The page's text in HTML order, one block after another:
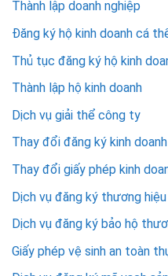
Thành lập doanh nghiệp
Đăng ký hộ kinh doanh cá
Thủ tục đăng ký hộ kinh
Thành lập hộ kinh doanh
Dịch vụ giải thể công ty
Thay đổi đăng ký kinh doanh
Thay đổi giấy phép kinh
Dịch vụ đăng ký thương hiệu
Dịch vụ đăng ký bảo hộ
Giấy phép vệ sinh an toàn